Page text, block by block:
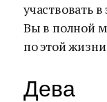
участвовать
Вы в полной
по этой
Дева